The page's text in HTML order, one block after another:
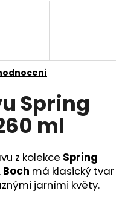
Spring
ml
z kolekce Spring
má klasický tvar
jarními květy.